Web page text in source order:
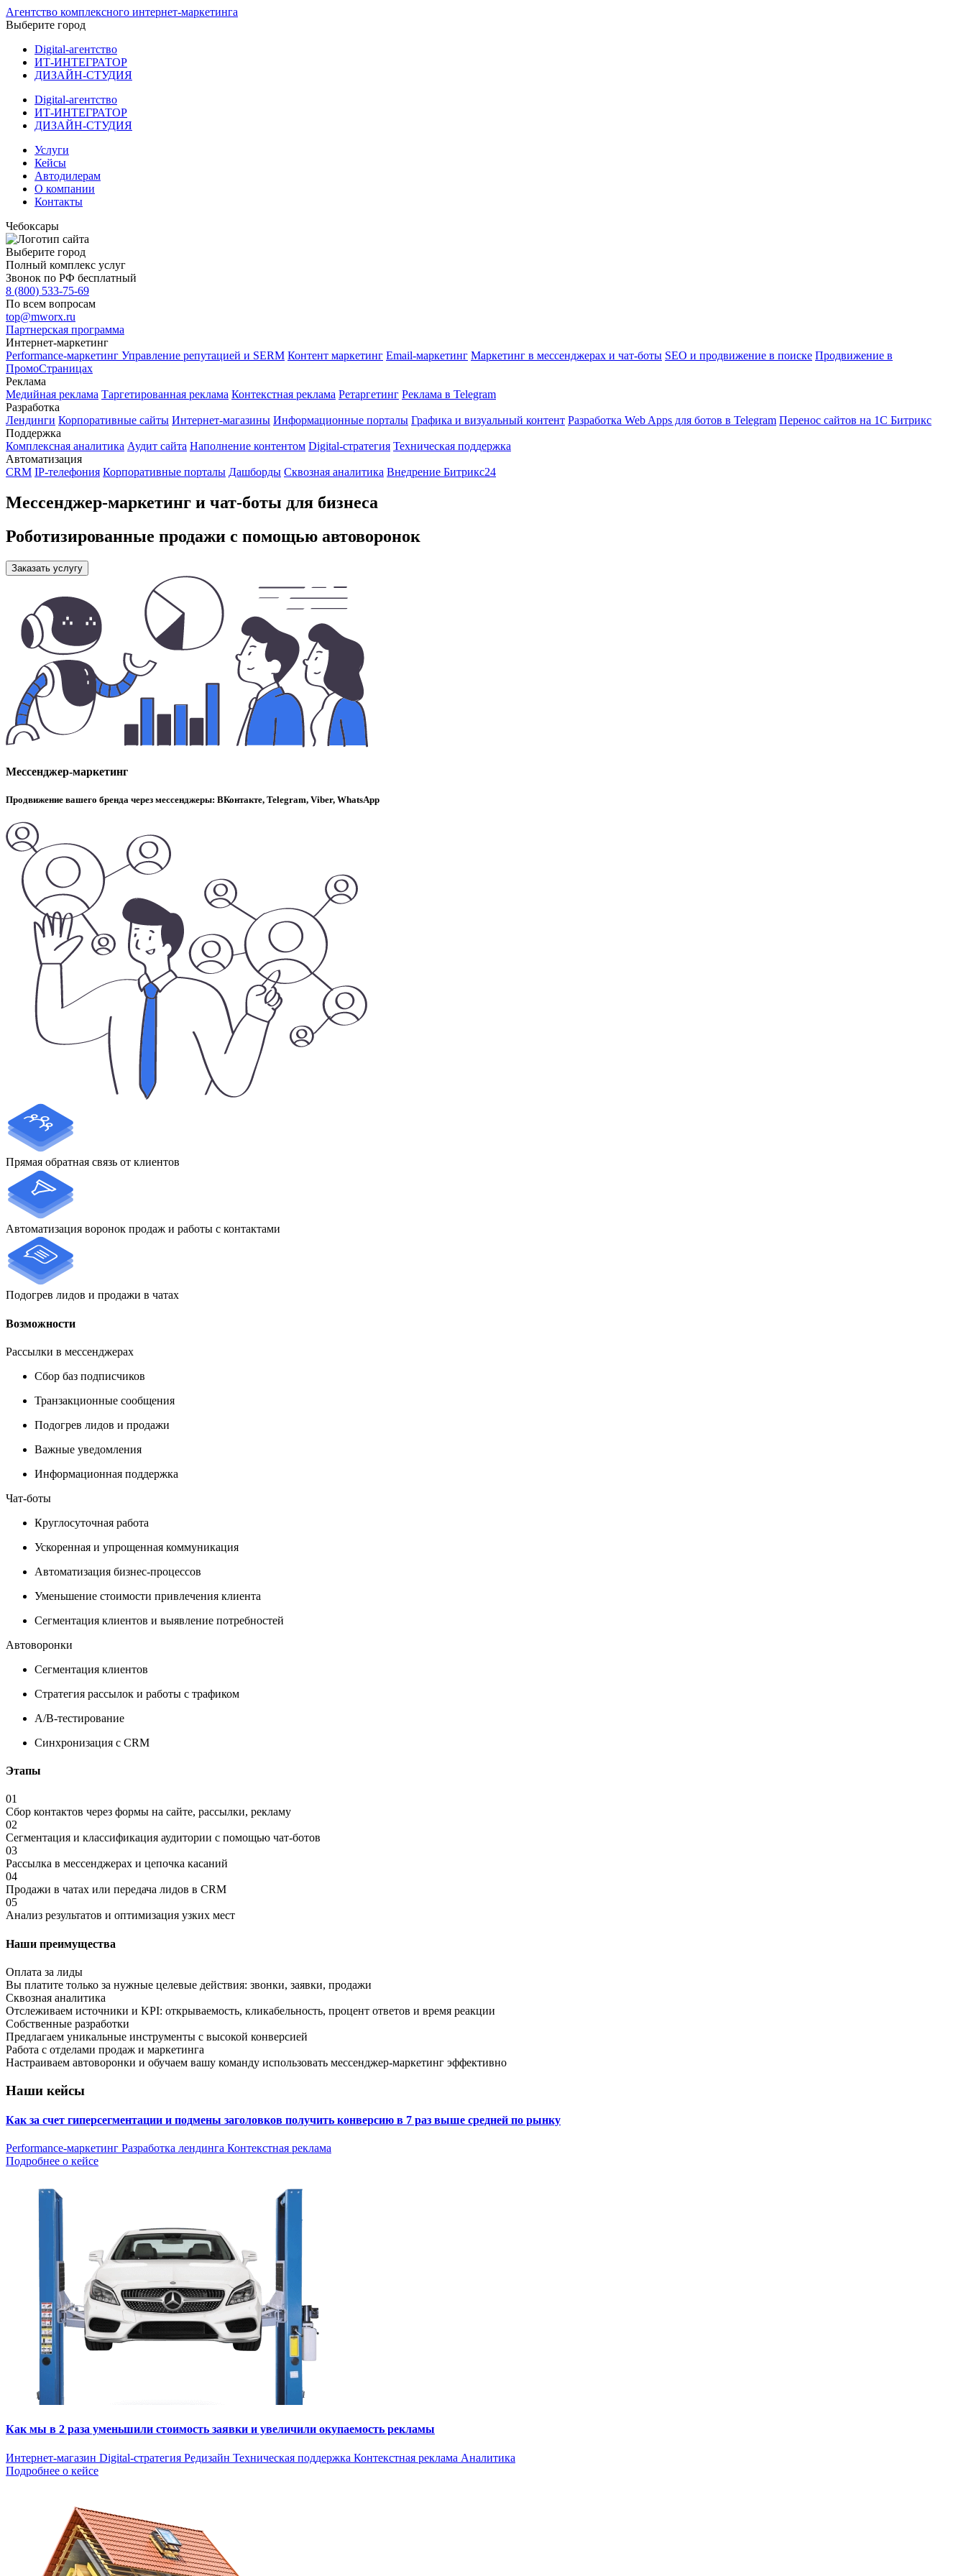
Агентство комплексного интернет-маркетинга
Выберите город
Digital-агентство
ИТ-ИНТЕГРАТОР
ДИЗАЙН-СТУДИЯ
Digital-агентство
ИТ-ИНТЕГРАТОР
ДИЗАЙН-СТУДИЯ
Услуги
Кейсы
Автодилерам
О компании
Контакты
Чебоксары
Выберите город
Полный комплекс услуг
Звонок по РФ бесплатный
8 (800) 533-75-69
По всем вопросам
top@mworx.ru
Партнерская программа
Интернет-маркетинг
Performance-маркетинг Управление репутацией и SERM Контент маркетинг Email-маркетинг Маркетинг в мессенджерах и чат-боты SEO и продвижение в поиске Продвижение в
ПромоСтраницах
Реклама
Медийная реклама Таргетированная реклама Контекстная реклама Ретаргетинг Реклама в Telegram
Разработка
Лендинги Корпоративные сайты Интернет-магазины Информационные порталы Графика и визуальный контент Разработка Web Apps для ботов в Telegram Перенос сайтов на 1С Битрикс
Поддержка
Комплексная аналитика Аудит сайта Наполнение контентом Digital-стратегия Техническая поддержка
Автоматизация
CRM IP-телефония Корпоративные порталы Дашборды Сквозная аналитика Внедрение Битрикс24
Мессенджер-маркетинг и чат-боты для бизнеса
Роботизированные продажи с помощью автоворонок
Заказать услугу
Мессенджер-маркетинг
Продвижение вашего бренда через мессенджеры: ВКонтакте, Telegram, Viber, WhatsApp
Прямая обратная связь от клиентов
Автоматизация воронок продаж и работы с контактами
Подогрев лидов и продажи в чатах
Возможности
Рассылки в мессенджерах
Сбор баз подписчиков
Транзакционные сообщения
Подогрев лидов и продажи
Важные уведомления
Информационная поддержка
Чат-боты
Круглосуточная работа
Ускоренная и упрощенная коммуникация
Автоматизация бизнес-процессов
Уменьшение стоимости привлечения клиента
Сегментация клиентов и выявление потребностей
Автоворонки
Сегментация клиентов
Стратегия рассылок и работы с трафиком
A/B-тестирование
Синхронизация с CRM
Этапы
01
Сбор контактов через формы на сайте, рассылки, рекламу
02
Сегментация и классификация аудитории с помощью чат-ботов
03
Рассылка в мессенджерах и цепочка касаний
04
Продажи в чатах или передача лидов в CRM
05
Анализ результатов и оптимизация узких мест
Наши преимущества
Оплата за лиды
Вы платите только за нужные целевые действия: звонки, заявки, продажи
Сквозная аналитика
Отслеживаем источники и KPI: открываемость, кликабельность, процент ответов и время реакции
Собственные разработки
Предлагаем уникальные инструменты с высокой конверсией
Работа с отделами продаж и маркетинга
Настраиваем автоворонки и обучаем вашу команду использовать мессенджер-маркетинг эффективно
Наши кейсы
Как за счет гиперсегментации и подмены заголовков получить конверсию в 7 раз выше средней по рынку
Performance-маркетинг Разработка лендинга Контекстная реклама
Подробнее о кейсе
Как мы в 2 раза уменьшили стоимость заявки и увеличили окупаемость рекламы
Интернет-магазин Digital-стратегия Редизайн Техническая поддержка Контекстная реклама Аналитика
Подробнее о кейсе